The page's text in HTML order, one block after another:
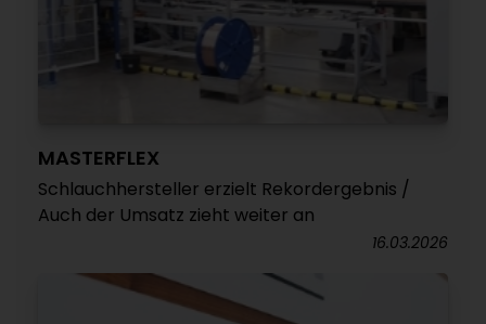
MASTERFLEX
Schlauchhersteller erzielt Rekordergebnis /
Auch der Umsatz zieht weiter an
16.03.2026